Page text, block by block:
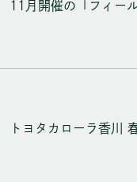
11月開催の「フィー
トヨタカローラ香川